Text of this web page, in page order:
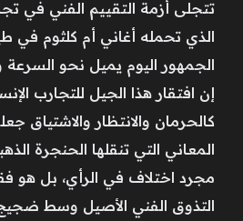
تتجلى أزمة التقييم الفني في
الذي تحمله أغاني أم كلثوم في
الجمهور اليوم يميل نحو السرعة
إن افتقار هذا الجيل للتجارب
كالحرمان والانتظار والاشتياق
المعاني التي تنقلها الحنجرة
مجرد اختلاف في الرأي، بل هو
التذوق الفني الأصيل وسط ضجيج